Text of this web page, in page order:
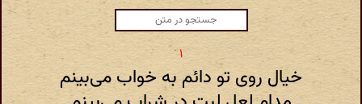
خیال روی تو دائم به خواب می‌بینم